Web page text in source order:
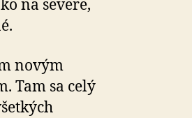
na severe,
novým
Tam sa celý